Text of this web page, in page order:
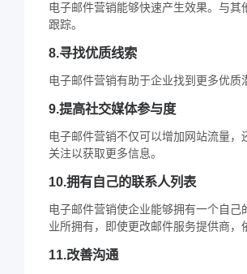
电子邮件营销能够快速产生效果。与
跟踪。
8.寻找优质线索
电子邮件营销有助于企业找到更多优质
9.提高社交媒体参与度
电子邮件营销不仅可以增加网站流量
关注以获取更多信息。
10.拥有自己的联系人列表
电子邮件营销使企业能够拥有一个自
业所拥有，即使更改邮件服务提供商，
11.改善沟通